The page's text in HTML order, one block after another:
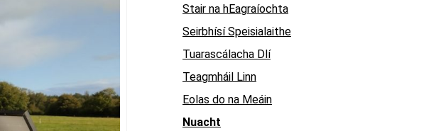
Stair na hEagraíochta
Seirbhísí Speisialaithe
Tuarascálacha Dlí
Teagmháil Linn
Eolas do na Meáin
Nuacht